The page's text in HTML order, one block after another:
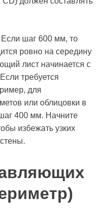
шаг 600 мм, то
ровно на середину
лист начинается с
требуется
для
или облицовки в
400 мм. Начните
избежать узких